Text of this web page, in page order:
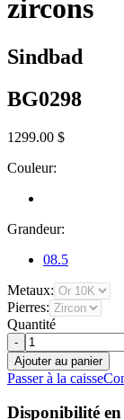
zircons
Sindbad
BG0298
1299.00 $
Couleur:
Grandeur:
08.5
Metaux:
Pierres:
Quantité
-
Ajouter au panier
Passer à la caisse
Disponibilité